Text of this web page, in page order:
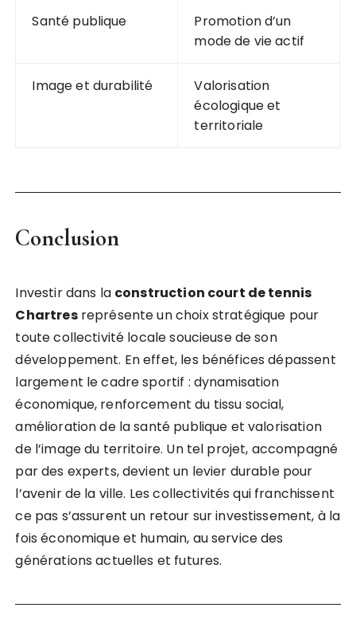
Santé publique
Promotion d’un
mode de vie actif
Image et durabilité
Valorisation
écologique et
territoriale
Conclusion
Investir dans la construction court de tennis
Chartresreprésente un choix stratégique pour
toute collectivité locale soucieuse de son
développement. En effet, les bénéfices dépassent
largement le cadre sportif : dynamisation
économique, renforcement du tissu social,
amélioration de la santé publique et valorisation
de l’image du territoire. Un tel projet, accompagné
par des experts, devient un levier durable pour
l’avenir de la ville. Les collectivités qui franchissent
ce pas s’assurent un retour sur investissement, à la
fois économique et humain, au service des
générations actuelles et futures.